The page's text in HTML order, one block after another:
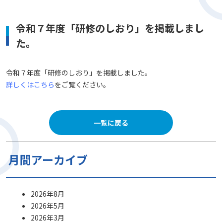
令和７年度「研修のしおり」を掲載しまし
た。
令和７年度「研修のしおり」を掲載しました。
詳しくはこちらをご覧ください。
一覧に戻る
月間アーカイブ
2026年8月
2026年5月
2026年3月